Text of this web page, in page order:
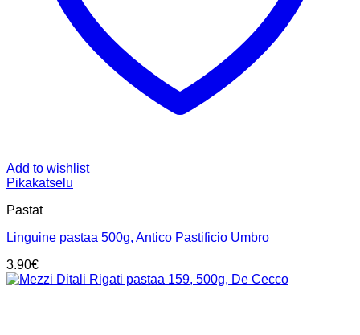
Add to wishlist
Pikakatselu
Pastat
Linguine pastaa 500g, Antico Pastificio Umbro
3.90€